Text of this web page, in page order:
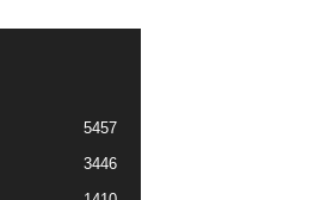
5457
3446